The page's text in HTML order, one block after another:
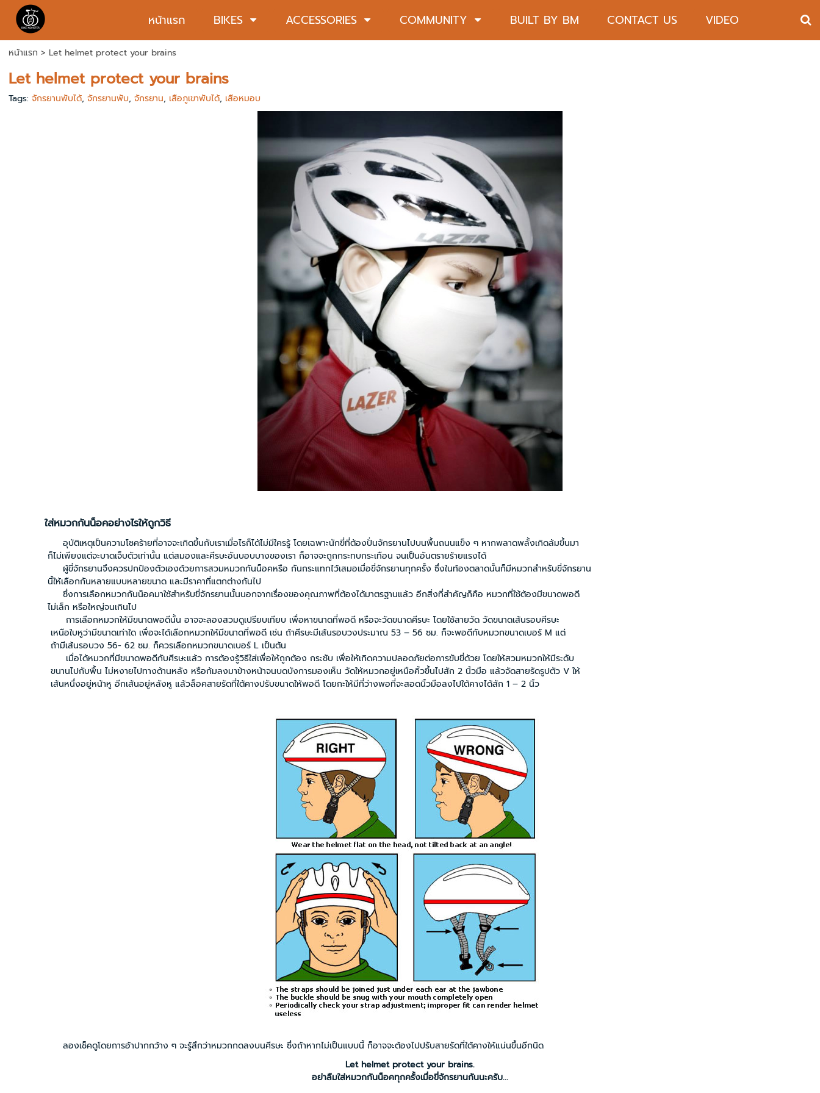
หน้าแรก BIKES ACCESSORIES COMMUNITY BUILT BY BM CONTACT US VIDEO
หน้าแรก > Let helmet protect your brains
Let helmet protect your brains
Tags: จักรยานพับได้, จักรยานพับ, จักรยาน, เสือภูเขาพับได้, เสือหมอบ
ใส่หมวกกันน็อคอย่างไรให้ถูกวิธี
อุบัติเหตุเป็นความโชคร้ายที่อาจจะเกิดขึ้นกับเราเมื่อไรก็ได้ไม่มีใครรู้ โดยเฉพาะนักขี่ที่ต้องปั่นจักรยานไปบนพื้นถนนแข็ง ๆ หากพลาดพลั้งเกิดล้มขึ้นมา
ก็ไม่เพียงแต่จะบาดเจ็บตัวเท่านั้น แต่สมองและศีรษะอันบอบบางของเรา ก็อาจจะถูกกระทบกระเทือน จนเป็นอันตรายร้ายแรงได้
ผู้ขี่จักรยานจึงควรปกป้องตัวเองด้วยการสวมหมวกกันน็อคหรือ กันกระแทกไว้เสมอเมื่อขี่จักรยานทุกครั้ง ซึ่งในท้องตลาดนั้นก็มีหมวกสำหรับขี่จักรยาน
นี้ให้เลือกกันหลายแบบหลายขนาด และมีราคาที่แตกต่างกันไป
ซึ่งการเลือกหมวกกันน็อคมาใช้สำหรับขี่จักรยานนั้นนอกจากเรื่องของคุณภาพที่ต้องได้มาตรฐานแล้ว อีกสิ่งที่สำคัญก็คือ หมวกที่ใช้ต้องมีขนาดพอดี
ไม่เล็ก หรือใหญ่จนเกินไป
การเลือกหมวกให้มีขนาดพอดีนั้น อาจจะลองสวมดูเปรียบเทียบ เพื่อหาขนาดที่พอดี หรือจะวัดขนาดศีรษะ โดยใช้สายวัด วัดขนาดเส้นรอบศีรษะ
เหนือใบหูว่ามีขนาดเท่าใด เพื่อจะได้เลือกหมวกให้มีขนาดที่พอดี เช่น ถ้าศีรษะมีเส้นรอบวงประมาณ 53 – 56 ซม. ก็จะพอดีกับหมวกขนาดเบอร์ M แต่
ถ้ามีเส้นรอบวง 56- 62 ซม. ก็ควรเลือกหมวกขนาดเบอร์ L เป็นต้น
เมื่อได้หมวกที่มีขนาดพอดีกับศีรษะแล้ว การต้องรู้วิธีใส่เพื่อให้ถูกต้อง กระชับ เพื่อให้เกิดความปลอดภัยต่อการขับขี่ด้วย โดยให้สวมหมวกให้มีระดับ
ขนานไปกับพื้น ไม่หงายไปทางด้านหลัง หรือก้มลงมาข้างหน้าจนบดบังการมองเห็น วัดให้หมวกอยู่เหนือคิ้วขึ้นไปสัก 2 นิ้วมือ แล้วจัดสายรัดรูปตัว V ให้
เส้นหนึ่งอยู่หน้าหู อีกเส้นอยู่หลังหู แล้วล็อคสายรัดที่ใต้คางปรับขนาดให้พอดี โดยกะให้มีที่ว่างพอที่จะสอดนิ้วมือลงไปใต้คางได้สัก 1 – 2 นิ้ว
ลองเช็คดูโดยการอ้าปากกว้าง ๆ จะรู้สึกว่าหมวกกดลงบนศีรษะ ซึ่งถ้าหากไม่เป็นแบบนี้ ก็อาจจะต้องไปปรับสายรัดที่ใต้คางให้แน่นขึ้นอีกนิด
Let helmet protect your brains.
อย่าลืมใส่หมวกกันน็อคทุกครั้งเมื่อขี่จักรยานกันนะครับ...